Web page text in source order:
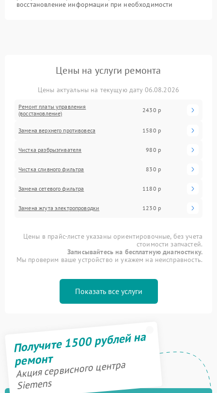
восстановление информации при необходимости
Цены на услуги ремонта
Цены актуальны на текущую дату 06.08.2026
Ремонт платы управления
(восстановление)
2430 р
Замена верхнего противовеса 1580 р
Чистка разбрызгивателя 980 р
Чистка сливного фильтра 830 р
Замена сетевого фильтра 1180 р
Замена жгута электропроводки 1230 р
Цены в прайс-листе указаны ориентировочные, без учета
стоимости запчастей.
Записывайтесь на бесплатную диагностику.
Мы проверим ваше устройство и укажем на неисправность.
Показать все услуги
Получите 1500 рублей на
ремонт
Акция сервисного центра
Siemens